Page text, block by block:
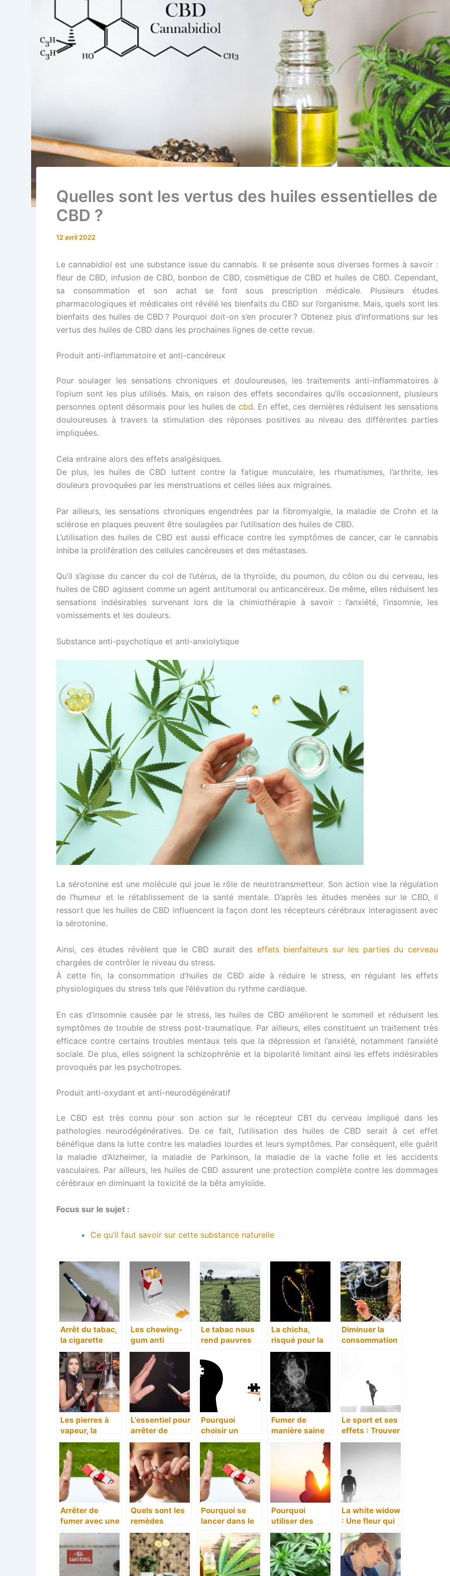
Quelles sont les vertus des huiles essentielles de
CBD ?
12 avril 2022
Le cannabidiol est une substance issue du cannabis. Il se présente sous diverses formes à savoir :
fleur de CBD, infusion de CBD, bonbon de CBD, cosmétique de CBD et huiles de CBD. Cependant,
sa consommation et son achat se font sous prescription médicale. Plusieurs études
pharmacologiques et médicales ont révélé les bienfaits du CBD sur l’organisme. Mais, quels sont les
bienfaits des huiles de CBD ? Pourquoi doit-on s’en procurer ? Obtenez plus d’informations sur les
vertus des huiles de CBD dans les prochaines lignes de cette revue.
Produit anti-inflammatoire et anti-cancéreux
Pour soulager les sensations chroniques et douloureuses, les traitements anti-inflammatoires à
l’opium sont les plus utilisés. Mais, en raison des effets secondaires qu’ils occasionnent, plusieurs
personnes optent désormais pour les huiles de cbd. En effet, ces dernières réduisent les sensations
douloureuses à travers la stimulation des réponses positives au niveau des différentes parties
impliquées.
Cela entraine alors des effets analgésiques.
De plus, les huiles de CBD luttent contre la fatigue musculaire, les rhumatismes, l’arthrite, les
douleurs provoquées par les menstruations et celles liées aux migraines.
Par ailleurs, les sensations chroniques engendrées par la fibromyalgie, la maladie de Crohn et la
sclérose en plaques peuvent être soulagées par l’utilisation des huiles de CBD.
L’utilisation des huiles de CBD est aussi efficace contre les symptômes de cancer, car le cannabis
inhibe la prolifération des cellules cancéreuses et des métastases.
Qu’il s’agisse du cancer du col de l’utérus, de la thyroïde, du poumon, du côlon ou du cerveau, les
huiles de CBD agissent comme un agent antitumoral ou anticancéreux. De même, elles réduisent les
sensations indésirables survenant lors de la chimiothérapie à savoir : l’anxiété, l’insomnie, les
vomissements et les douleurs.
Substance anti-psychotique et anti-anxiolytique
La sérotonine est une molécule qui joue le rôle de neurotransmetteur. Son action vise la régulation
de l’humeur et le rétablissement de la santé mentale. D’après les études menées sur le CBD, il
ressort que les huiles de CBD influencent la façon dont les récepteurs cérébraux interagissent avec
la sérotonine.
Ainsi, ces études révèlent que le CBD aurait des effets bienfaiteurs sur les parties du cerveau
chargées de contrôler le niveau du stress.
À cette fin, la consommation d’huiles de CBD aide à réduire le stress, en régulant les effets
physiologiques du stress tels que l’élévation du rythme cardiaque.
En cas d’insomnie causée par le stress, les huiles de CBD améliorent le sommeil et réduisent les
symptômes de trouble de stress post-traumatique. Par ailleurs, elles constituent un traitement très
efficace contre certains troubles mentaux tels que la dépression et l’anxiété, notamment l’anxiété
sociale. De plus, elles soignent la schizophrénie et la bipolarité limitant ainsi les effets indésirables
provoqués par les psychotropes.
Produit anti-oxydant et anti-neurodégénératif
Le CBD est très connu pour son action sur le récepteur CB1 du cerveau impliqué dans les
pathologies neurodégénératives. De ce fait, l’utilisation des huiles de CBD serait à cet effet
bénéfique dans la lutte contre les maladies lourdes et leurs symptômes. Par conséquent, elle guérit
la maladie d’Alzheimer, la maladie de Parkinson, la maladie de la vache folle et les accidents
vasculaires. Par ailleurs, les huiles de CBD assurent une protection complète contre les dommages
cérébraux en diminuant la toxicité de la bêta amyloïde.
Focus sur le sujet :
Ce qu’il faut savoir sur cette substance naturelle
Arrêt du tabac,
la cigarette
électronique
bonne idée ?
Les chewing-
gum anti
fumeur, bonne
idée pour l’arrêt
de la cigarette.
Le tabac nous
rend pauvres
La chicha,
risqué pour la
santé ?
Diminuer la
consommation
Les pierres à
vapeur, la
solution pour
une chicha
sans tabac
L’essentiel pour
arrêter de
fumer
Pourquoi
choisir un
remède naturel
pour calmer
des troubles ?
Fumer de
manière saine
c’est possible
Le sport et ses
effets : Trouver
votre
Arrêter de
fumer avec une
meilleure
alternative
Quels sont les
remèdes
naturels ou les
thérapies à
suivre pour
arrêter de
consommer le
Pourquoi se
lancer dans le
sevrage
tabagique ?
Pourquoi
utiliser des
produits contre
l’anxiete?
La white widow
: Une fleur qui
est reconnue
pour ses vertus
therapeutiques